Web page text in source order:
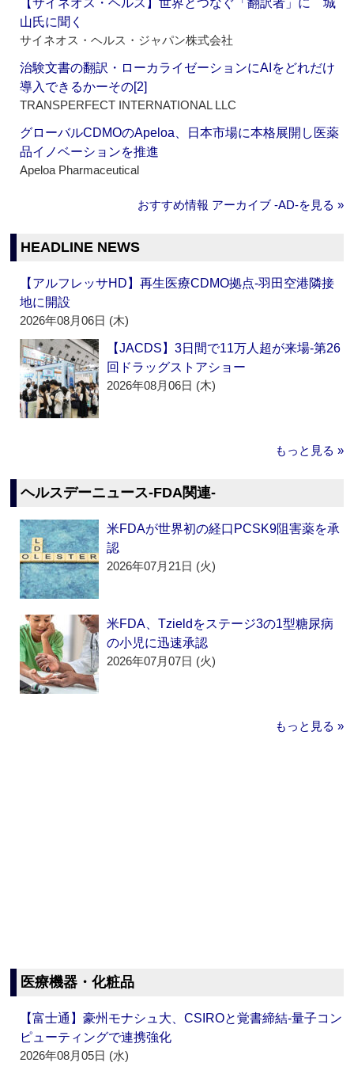
【サイネオス・ヘルス】世界とつなぐ「翻訳者」に 城
山氏に聞く
サイネオス・ヘルス・ジャパン株式会社
治験文書の翻訳・ローカライゼーションにAIをどれだけ
導入できるかーその[2]
TRANSPERFECT INTERNATIONAL LLC
グローバルCDMOのApeloa、日本市場に本格展開し医薬
品イノベーションを推進
Apeloa Pharmaceutical
おすすめ情報 アーカイブ ‐AD‐を見る »
HEADLINE NEWS
【アルフレッサHD】再生医療CDMO拠点‐羽田空港隣接
地に開設
2026年08月06日 (木)
【JACDS】3日間で11万人超が来場‐第26
回ドラッグストアショー
2026年08月06日 (木)
もっと見る »
ヘルスデーニュース‐FDA関連‐
米FDAが世界初の経口PCSK9阻害薬を承
認
2026年07月21日 (火)
米FDA、Tzieldをステージ3の1型糖尿病
の小児に迅速承認
2026年07月07日 (火)
もっと見る »
医療機器・化粧品
【富士通】豪州モナシュ大、CSIROと覚書締結‐量子コン
ピューティングで連携強化
2026年08月05日 (水)